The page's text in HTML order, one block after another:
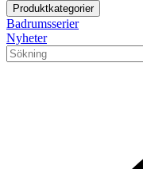
Produktkategorier
Badrumsserier
Nyheter